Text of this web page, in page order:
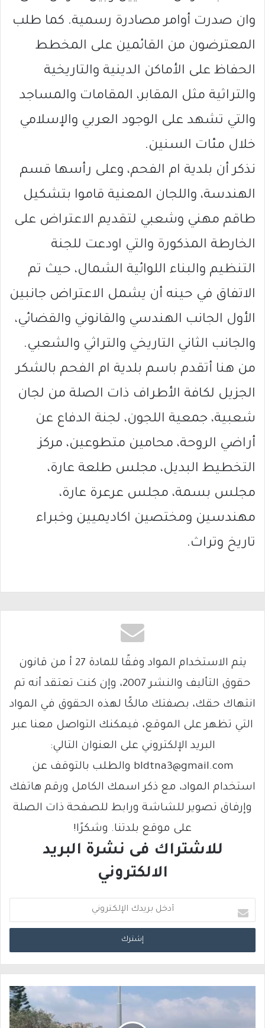
وان صدرت أوامر مصادرة رسمية. كما طلب
المعترضون من القائمين على المخطط
الحفاظ على الأماكن الدينية والتاريخية
والتراثية مثل المقابر، المقامات والمساجد
والتي تشهد على الوجود العربي والإسلامي
خلال مئات السنين.
نذكر أن بلدية ام الفحم، وعلى رأسها قسم
الهندسة، واللجان المعنية قاموا بتشكيل
طاقم مهني وشعبي لتقديم الاعتراض على
الخارطة المذكورة والتي اودعت للجنة
التنظيم والبناء اللوائية الشمال، حيث تم
الاتفاق في حينه أن يشمل الاعتراض جانبين
الأول الجانب الهندسي والقانوني والقضائي،
والجانب الثاني التاريخي والتراثي والشعبي.
من هنا أتقدم باسم بلدية ام الفحم بالشكر
الجزيل لكافة الأطراف ذات الصلة من لجان
شعبية، جمعية اللجون، لجنة الدفاع عن
أراضي الروحة، محامين متطوعين، مركز
التخطيط البديل، مجلس طلعة عارة،
مجلس بسمة، مجلس عرعرة عارة،
مهندسين ومختصين اكاديميين وخبراء
تاريخ وتراث.
يتم الاستخدام المواد وفقًا للمادة 27 أ من قانون
حقوق التأليف والنشر 2007، وإن كنت تعتقد أنه تم
انتهاك حقك، بصفتك مالكًا لهذه الحقوق في المواد
التي تظهر على الموقع، فيمكنك التواصل معنا عبر
البريد الإلكتروني على العنوان التالي:
bldtna3@gmail.com والطلب بالتوقف عن
استخدام المواد، مع ذكر اسمك الكامل ورقم هاتفك
وإرفاق تصوير للشاشة ورابط للصفحة ذات الصلة
على موقع بلدتنا. وشكرًا!
للاشتراك فى نشرة البريد
الالكتروني
د
خ